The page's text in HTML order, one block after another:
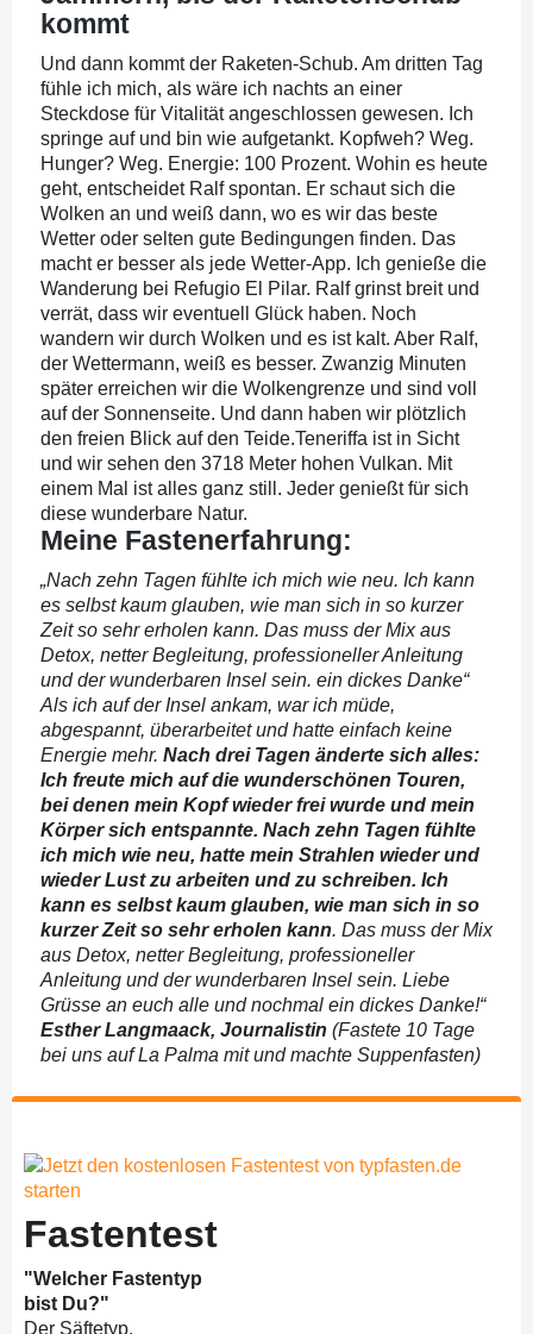
kommt
Und dann kommt der Raketen-Schub. Am dritten Tag
fühle ich mich, als wäre ich nachts an einer
Steckdose für Vitalität angeschlossen gewesen. Ich
springe auf und bin wie aufgetankt. Kopfweh? Weg.
Hunger? Weg. Energie: 100 Prozent. Wohin es heute
geht, entscheidet Ralf spontan. Er schaut sich die
Wolken an und weiß dann, wo es wir das beste
Wetter oder selten gute Bedingungen finden. Das
macht er besser als jede Wetter-App. Ich genieße die
Wanderung bei Refugio El Pilar. Ralf grinst breit und
verrät, dass wir eventuell Glück haben. Noch
wandern wir durch Wolken und es ist kalt. Aber Ralf,
der Wettermann, weiß es besser. Zwanzig Minuten
später erreichen wir die Wolkengrenze und sind voll
auf der Sonnenseite. Und dann haben wir plötzlich
den freien Blick auf den Teide.Teneriffa ist in Sicht
und wir sehen den 3718 Meter hohen Vulkan. Mit
einem Mal ist alles ganz still. Jeder genießt für sich
diese wunderbare Natur.
Meine Fastenerfahrung:
„Nach zehn Tagen fühlte ich mich wie neu. Ich kann
es selbst kaum glauben, wie man sich in so kurzer
Zeit so sehr erholen kann. Das muss der Mix aus
Detox, netter Begleitung, professioneller Anleitung
und der wunderbaren Insel sein. ein dickes Danke“
Als ich auf der Insel ankam, war ich müde,
abgespannt, überarbeitet und hatte einfach keine
Energie mehr. Nach drei Tagen änderte sich alles:
Ich freute mich auf die wunderschönen Touren,
bei denen mein Kopf wieder frei wurde und mein
Körper sich entspannte. Nach zehn Tagen fühlte
ich mich wie neu, hatte mein Strahlen wieder und
wieder Lust zu arbeiten und zu schreiben. Ich
kann es selbst kaum glauben, wie man sich in so
kurzer Zeit so sehr erholen kann. Das muss der Mix
aus Detox, netter Begleitung, professioneller
Anleitung und der wunderbaren Insel sein. Liebe
Grüsse an euch alle und nochmal ein dickes Danke!“
Esther Langmaack, Journalistin (Fastete 10 Tage
bei uns auf La Palma mit und machte Suppenfasten)
Fastentest
"Welcher Fastentyp
bist Du?"
Der Säftetyp,